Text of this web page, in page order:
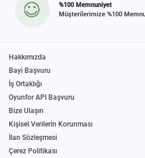
%100 Memnuniyet
Müşterilerimize %100
Hakkımızda
Bayi Başvuru
İş Ortaklığı
Oyunfor API Başvuru
Bize Ulaşın
Kişisel Verilerin Korunması
İlan Sözleşmesi
Çerez Politikası